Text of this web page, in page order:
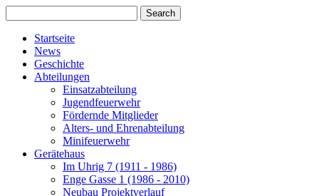
Startseite
News
Geschichte
Abteilungen
Einsatzabteilung
Jugendfeuerwehr
Fördernde Mitglieder
Alters- und Ehrenabteilung
Minifeuerwehr
Gerätehaus
Im Uhrig 7 (1911 - 1986)
Enge Gasse 1 (1986 - 2010)
Neubau Projektverlauf